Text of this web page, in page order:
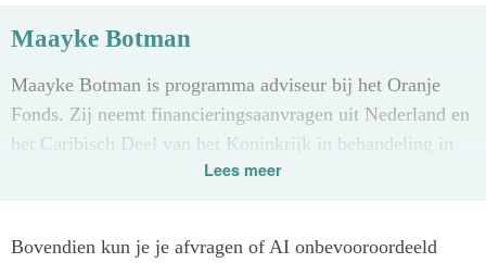
Maayke Botman
Maayke Botman is programma adviseur bij het Oranje
Fonds. Zij neemt financieringsaanvragen uit Nederland en
het Caribisch Deel van het Koninkrijk in behandeling in
het team Gelijke Kansen bij het Oranje Fonds.
Lees meer
Bovendien kun je je afvragen of AI onbevooroordeeld